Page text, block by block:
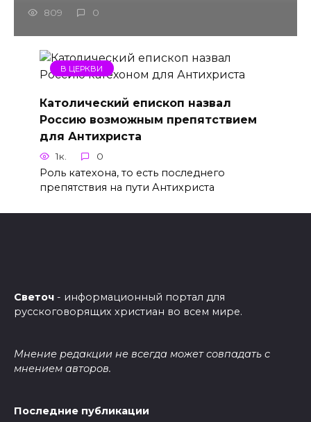
809 0
В ЦЕРКВИ
Католический епископ назвал
Россию возможным препятствием
для Антихриста
1к. 0
Роль катехона, то есть последнего
препятствия на пути Антихриста
Светоч - информационный портал для
русскоговорящих христиан во всем мире.
Мнение редакции не всегда может совпадать с
мнением авторов.
Последние публикации